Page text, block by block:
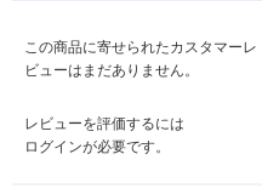
この商品に寄せられたカスタマーレ
ビューはまだありません。
レビューを評価するには
ログインが必要です。